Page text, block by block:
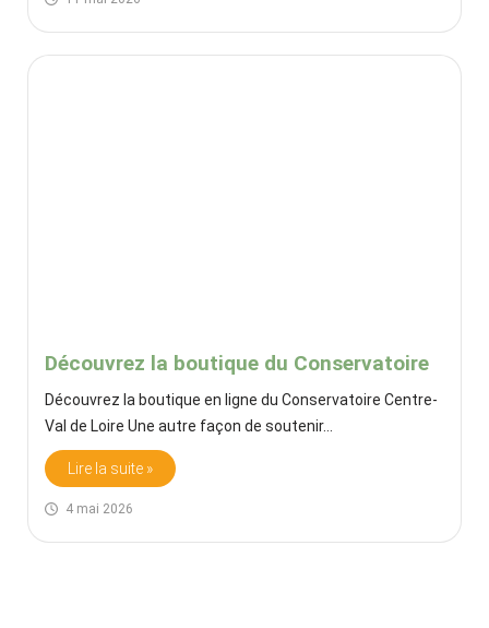
Découvrez la boutique du Conservatoire
4 mai 2026
Découvrez la boutique en ligne du Conservatoire Centre-
Val de Loire Une autre façon de soutenir…
Lire la suite »